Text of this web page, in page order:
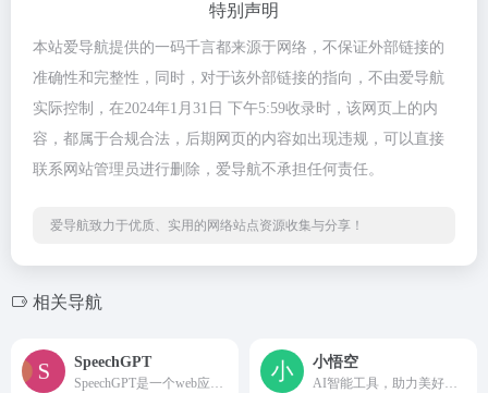
特别声明
本站爱导航提供的一码千言都来源于网络，不保证外部链接的
准确性和完整性，同时，对于该外部链接的指向，不由爱导航
实际控制，在2024年1月31日 下午5:59收录时，该网页上的内
容，都属于合规合法，后期网页的内容如出现违规，可以直接
联系网站管理员进行删除，爱导航不承担任何责任。
爱导航致力于优质、实用的网络站点资源收集与分享！
相关导航
SpeechGPT 小悟空